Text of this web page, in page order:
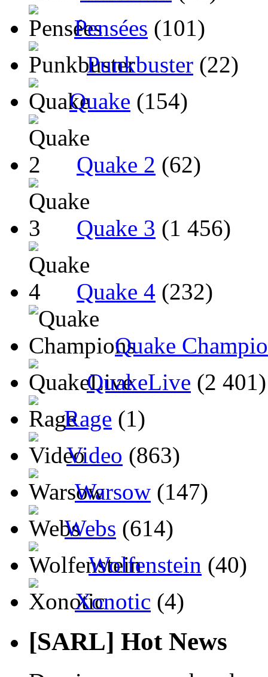
Pensées (101)
Punkbuster (22)
Quake (154)
Quake 2 (62)
Quake 3 (1 456)
Quake 4 (232)
Quake
QuakeLive (2 401)
Rage (1)
Video (863)
Warsow (147)
Webs (614)
Wolfenstein (40)
Xonotic (4)
[SARL] Hot News